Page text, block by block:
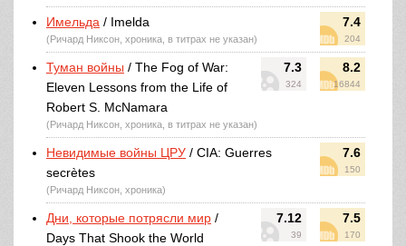
7.4
204
Имельда / Imelda
(Ричард Никсон, хроника, в титрах не указан)
7.3
324
8.2
16844
Туман войны / The Fog of War:
Eleven Lessons from the Life of
Robert S. McNamara
(Ричард Никсон, хроника, в титрах не указан)
7.6
150
Невидимые войны ЦРУ / CIA: Guerres
secrètes
(Ричард Никсон, хроника)
7.12
39
7.5
170
Дни, которые потрясли мир /
Days That Shook the World